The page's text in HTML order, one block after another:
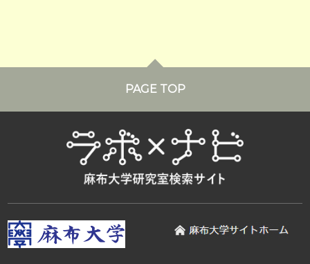
PAGE TOP